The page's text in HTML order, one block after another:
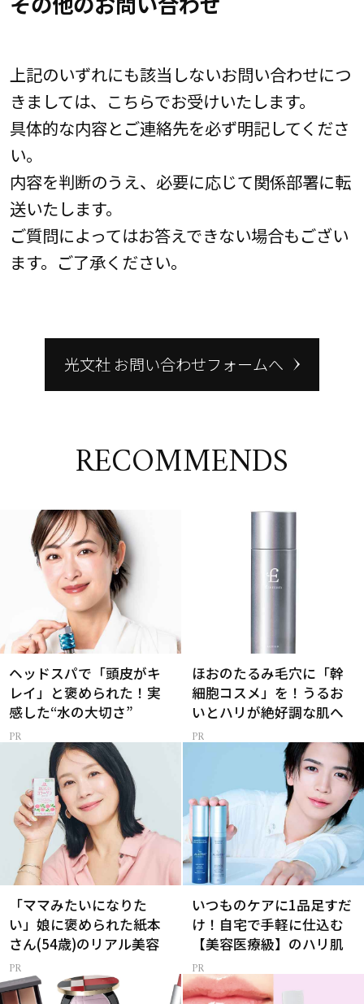
上記のいずれにも該当しないお問い合わせにつ
きましては、こちらでお受けいたします。
具体的な内容とご連絡先を必ず明記してくださ
い。
内容を判断のうえ、必要に応じて関係部署に転
送いたします。
ご質問によってはお答えできない場合もござい
ます。ご了承ください。
光文社 お問い合わせフォームへ
RECOMMENDS
ヘッドスパで「頭皮がキ
レイ」と褒められた！実
感した“水の大切さ”
ほおのたるみ毛穴に「幹
細胞コスメ」を！うるお
いとハリが絶好調な肌へ
「ママみたいになりた
い」娘に褒められた紙本
さん(54歳)のリアル美容
いつものケアに1品足すだ
け！自宅で手軽に仕込む
【美容医療級】のハリ肌